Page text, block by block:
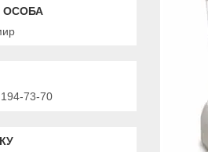
73-70